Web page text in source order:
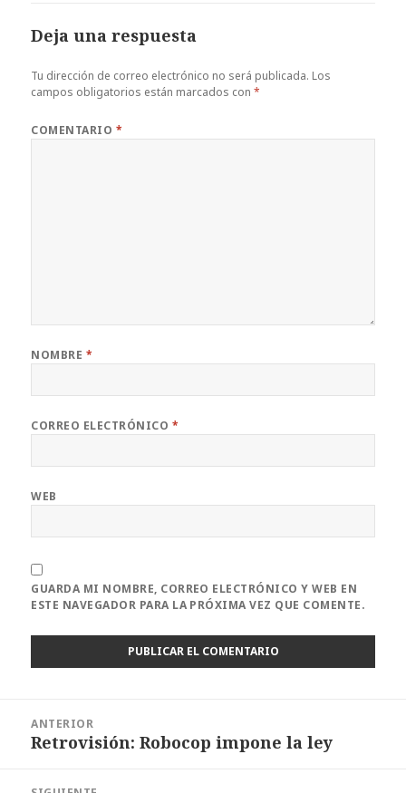
Deja una respuesta
Tu dirección de correo electrónico no será publicada. Los
campos obligatorios están marcados con*
COMENTARIO *
NOMBRE *
CORREO ELECTRÓNICO *
WEB
GUARDA MI NOMBRE, CORREO ELECTRÓNICO Y WEB EN
ESTE NAVEGADOR PARA LA PRÓXIMA VEZ QUE COMENTE.
entradas
ANTERIOR
Entrada
Retrovisión: Robocop impone la ley